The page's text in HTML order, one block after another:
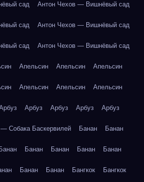
сад Антон Чехов — Вишнёвый сад
сад Антон Чехов — Вишнёвый сад
сад Антон Чехов — Вишнёвый сад
Апельсин Апельсин Апельсин
Апельсин Апельсин Апельсин
Арбуз Арбуз Арбуз Арбуз
Собака Баскервилей Банан Банан
Банан Банан Банан Банан Банан
Банан Банан Бангкок Бангкок